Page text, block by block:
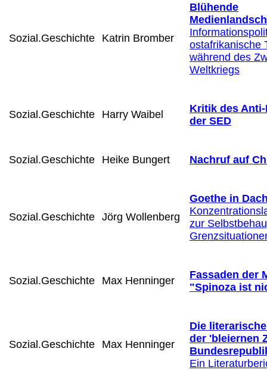
Sozial.Geschichte Katrin Bromber
Blühende
ostafrikanische
während des
Weltkriegs
Sozial.Geschichte Harry Waibel
Kritik des
der SED
Sozial.Geschichte Heike Bungert Nachruf auf
Sozial.Geschichte Jörg Wollenberg
Goethe in
zur
Sozial.Geschichte Max Henninger
Fassaden der
"Spinoza ist
Sozial.Geschichte Max Henninger
Die
der 'bleiernen
Ein